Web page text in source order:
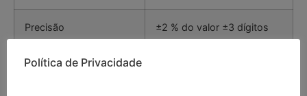
Precisão ±2 % do valor ±3 dígitos
Sobrecarga
Política de Privacidade